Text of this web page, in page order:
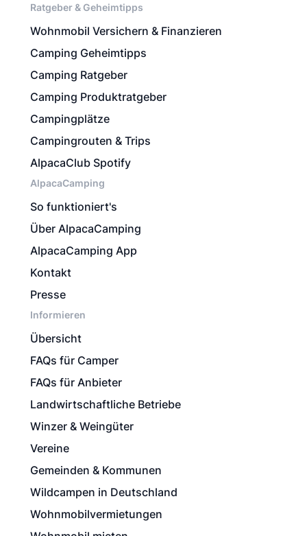
Ratgeber & Geheimtipps
Wohnmobil Versichern & Finanzieren
Camping Geheimtipps
Camping Ratgeber
Camping Produktratgeber
Campingplätze
Campingrouten & Trips
AlpacaClub Spotify
AlpacaCamping
So funktioniert's
Über AlpacaCamping
AlpacaCamping App
Kontakt
Presse
Informieren
Übersicht
FAQs für Camper
FAQs für Anbieter
Landwirtschaftliche Betriebe
Winzer & Weingüter
Vereine
Gemeinden & Kommunen
Wildcampen in Deutschland
Wohnmobilvermietungen